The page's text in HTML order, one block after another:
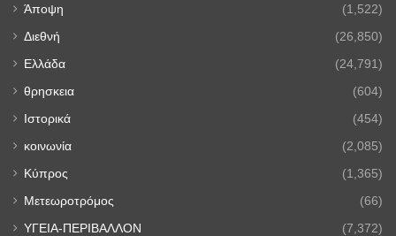
Άποψη (1,522)
Διεθνή (26,850)
Ελλάδα (24,791)
θρησκεια (604)
Ιστορικά (454)
κοινωνία (2,085)
Κύπρος (1,365)
Μετεωροτρόμος (66)
ΥΓΕΙΑ-ΠΕΡΙΒΑΛΛΟΝ (7,372)